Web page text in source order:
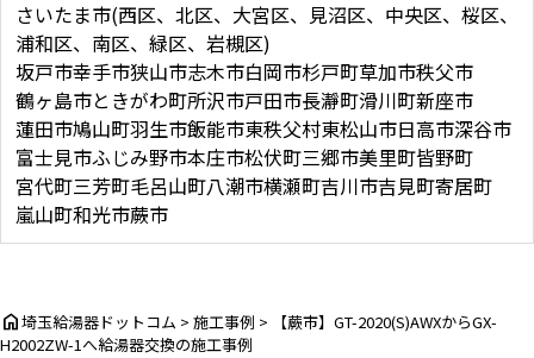
さいたま市(西区、北区、大宮区、見沼区、中央区、桜区、
浦和区、南区、緑区、岩槻区)
坂戸市幸手市狭山市志木市白岡市杉戸町草加市秩父市
鶴ヶ島市ときがわ町所沢市戸田市長瀞町滑川町新座市
蓮田市鳩山町羽生市飯能市東秩父村東松山市日高市深谷市
富士見市ふじみ野市本庄市松伏町三郷市美里町皆野町
宮代町三芳町毛呂山町八潮市横瀬町吉川市吉見町寄居町
嵐山町和光市蕨市
home埼玉給湯器ドットコム > 施工事例 >
【蕨市】GT-2020(S)AWXからGX-
H2002ZW-1へ給湯器交換の施工事例